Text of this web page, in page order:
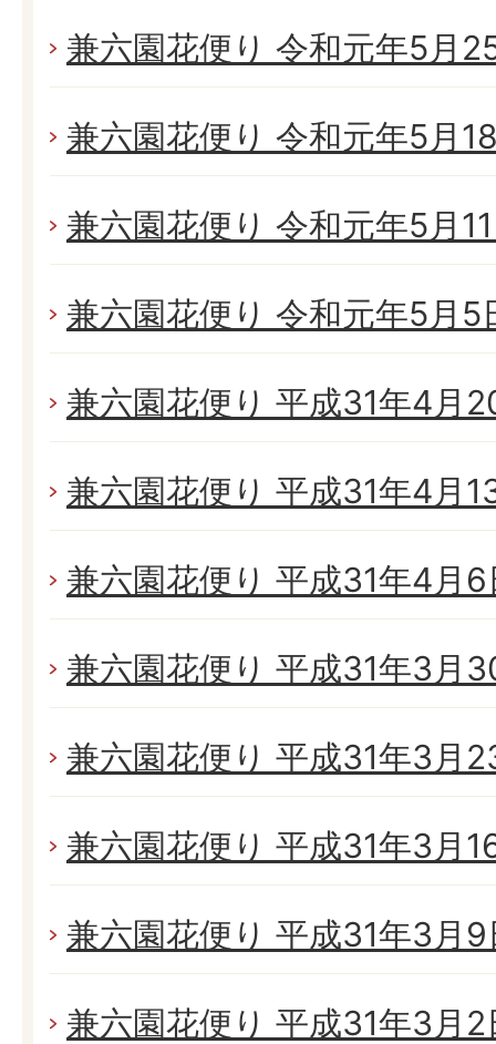
兼六園花便り 令和元年5月
兼六園花便り 令和元年5月
兼六園花便り 令和元年5月
兼六園花便り 令和元年5月5
兼六園花便り 平成31年4月
兼六園花便り 平成31年4月
兼六園花便り 平成31年4月
兼六園花便り 平成31年3月
兼六園花便り 平成31年3月
兼六園花便り 平成31年3月
兼六園花便り 平成31年3月
兼六園花便り 平成31年3月2